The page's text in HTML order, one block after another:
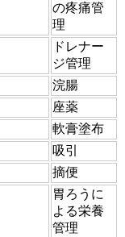
の疼痛管
理
ドレナー
ジ管理
浣腸
座薬
軟膏塗布
吸引
摘便
胃ろうに
よる栄養
管理